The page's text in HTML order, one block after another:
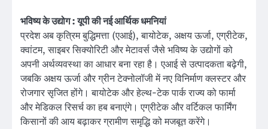
भविष्य के उद्योग : यूपी की नई आर्थिक धमनियां
प्रदेश अब कृत्रिम बुद्धिमत्ता (एआई), बायोटेक, अक्षय ऊर्जा, एग्रीटेक,
क्वांटम, साइबर सिक्योरिटी और मेटावर्स जैसे भविष्य के उद्योगों को
अपनी अर्थव्यवस्था का आधार बना रहा है। एआई से उत्पादकता बढ़ेगी,
जबकि अक्षय ऊर्जा और ग्रीन टेक्नोलॉजी में नए विनिर्माण क्लस्टर और
रोजगार सृजित होंगे। बायोटेक और हेल्थ-टेक पार्क राज्य को फार्मा
और मेडिकल रिसर्च का हब बनाएंगे। एग्रीटेक और वर्टिकल फार्मिंग
किसानों की आय बढ़ाकर ग्रामीण समृद्धि को मजबूत करेंगे।